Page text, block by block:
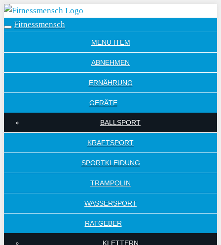
Skip
to
content
Toggle
Fitnessmensch
MENU ITEM
ABNEHMEN
ERNÄHRUNG
GERÄTE
BALLSPORT
KRAFTSPORT
SPORTKLEIDUNG
TRAMPOLIN
WASSERSPORT
RATGEBER
KLETTERN